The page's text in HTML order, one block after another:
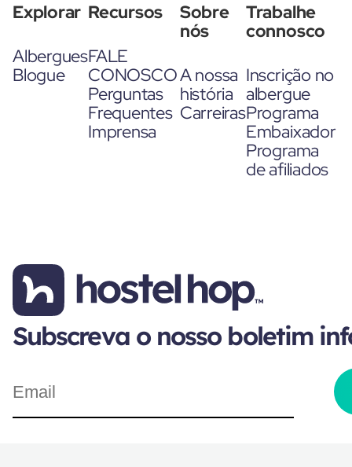
Explorar
Albergues
Blogue
Recursos
FALE
CONOSCO
Perguntas
Frequentes
Imprensa
Sobre
nós
A nossa
história
Carreiras
Trabalhe
connosco
Inscrição no
albergue
Programa
Embaixador
Programa
de afiliados
Subscreva o nosso boletim